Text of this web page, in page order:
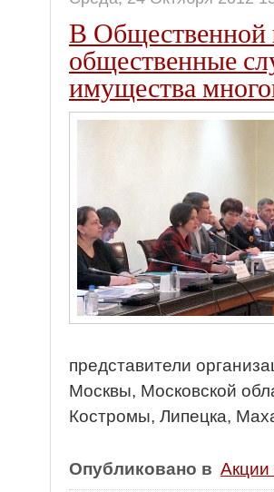
В Общественной
общественные
имущества
представители
Москвы, Московской
Костромы, Липецка,
Опубликовано в Акции